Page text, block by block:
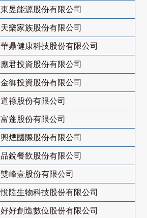
東昱能源股份有限公司
天樂家族股份有限公司
華鼎健康科技股份有限公司
應君投資股份有限公司
金御投資股份有限公司
道祿股份有限公司
富蓬股份有限公司
興煙國際股份有限公司
品銳餐飲股份有限公司
雙峰壹股份有限公司
悅陞生物科技股份有限公司
好好創造數位股份有限公司